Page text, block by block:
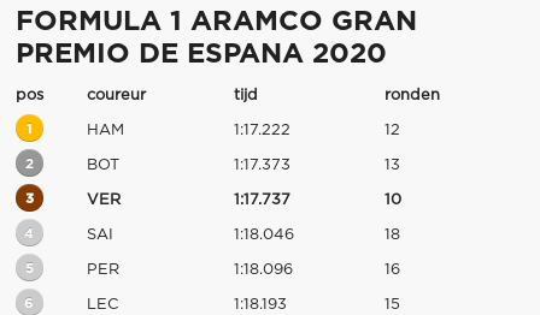
FORMULA 1 ARAMCO GRAN
PREMIO DE ESPANA 2020
pos coureur tijd ronden
1 HAM 1:17.222 12
2 BOT 1:17.373 13
3 VER 1:17.737 10
4 SAI 1:18.046 18
5 PER 1:18.096 16
6 LEC 1:18.193 15